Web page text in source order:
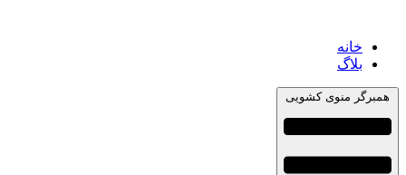
خانه
بلاگ
همبرگر منوی کشویی